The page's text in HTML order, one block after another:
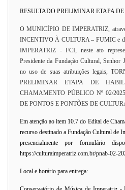
RESULTADO PRELIMINAR ETAPA
O MUNICÍPIO DE IMPERATRIZ,
INCENTIVO À CULTURA – FUMIC e
IMPERATRIZ - FCI, neste ato
Presidente da Fundação Cultural, Senhor
no uso de suas atribuições legais,
PRELIMINAR ETAPA DE
CHAMAMENTO PÚBLICO Nº 02/
DE PONTOS E PONTÕES DE
Em atenção ao item 10.7 do Edital de
recurso destinado a Fundação Cultural de
presencialmente por formulário
https://culturaimperatriz.com.br/pnab-02-
Local e horário para entrega: